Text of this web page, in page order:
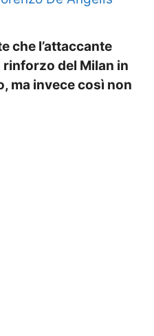
che l’attaccante
del Milan in
ma invece così non